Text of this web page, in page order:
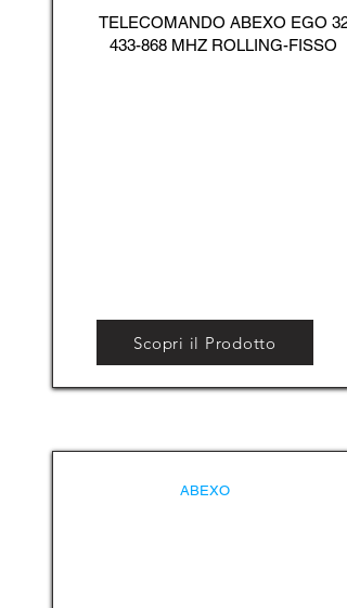
TELECOMANDO ABEXO EGO 32
433-868 MHZ ROLLING-FISSO
Scopri il Prodotto
ABEXO